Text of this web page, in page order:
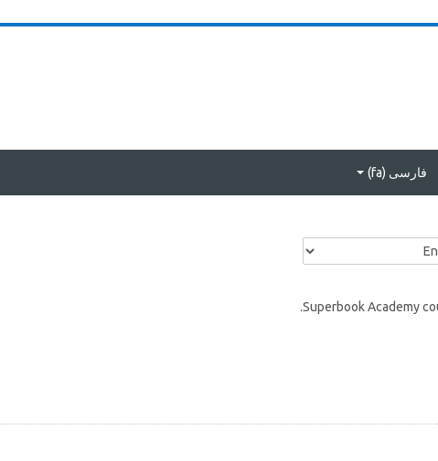
فارسی ‎(fa)‎
Superbook Academy